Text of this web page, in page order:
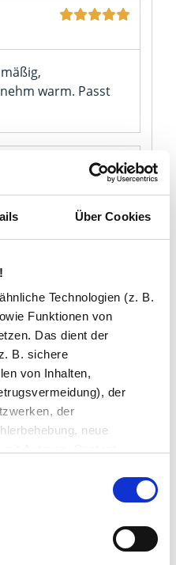
Über Cookies
Technologien (z. B.
Funktionen von
Das dient der
B. sichere
von Inhalten,
der
der
neue
Inhalte,
Anzeigen, personalisierte
warm. Passt
schön
war
4 mm korrigieren
wirklich angenehm
Gegenlicht.
dran gemacht
Robustheit